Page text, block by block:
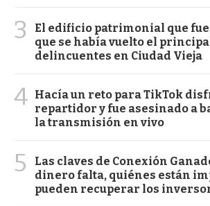
3
El edificio patrimonial que fue
que se había vuelto el
delincuentes en Ciudad Vieja
4 Hacía un reto para TikTok
repartidor y fue asesinado a
la transmisión en vivo
5
Las claves de Conexión
dinero falta, quiénes están
pueden recuperar los